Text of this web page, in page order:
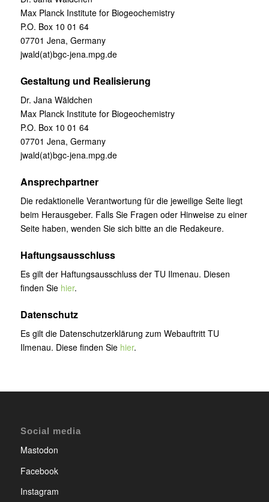
Max Planck Institute for Biogeochemistry
P.O. Box 10 01 64
07701 Jena, Germany
jwald(at)bgc-jena.mpg.de
Gestaltung und Realisierung
Dr. Jana Wäldchen
Max Planck Institute for Biogeochemistry
P.O. Box 10 01 64
07701 Jena, Germany
jwald(at)bgc-jena.mpg.de
Ansprechpartner
Die redaktionelle Verantwortung für die jeweilige Seite liegt
beim Herausgeber. Falls Sie Fragen oder Hinweise zu einer
Seite haben, wenden Sie sich bitte an die Redakeure.
Haftungsausschluss
Es gilt der Haftungsausschluss der TU Ilmenau. Diesen
finden Sie hier.
Datenschutz
Es gilt die Datenschutzerklärung zum Webauftritt TU
Ilmenau. Diese finden Sie hier.
Social media
Mastodon
Facebook
Instagram